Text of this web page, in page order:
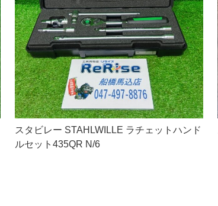
スタビレー STAHLWILLE ラチェットハンド
ルセット435QR N/6